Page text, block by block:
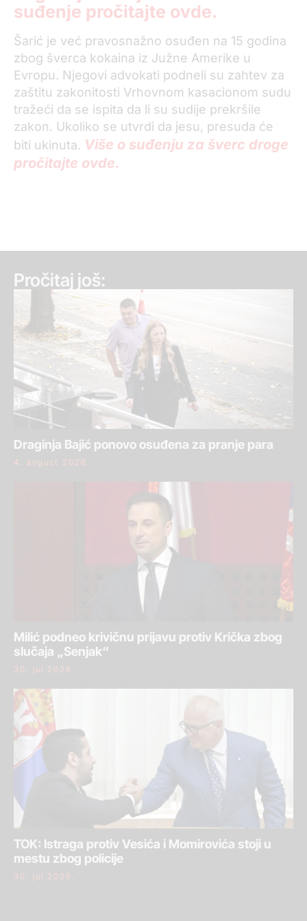
suđenje pročitajte ovde.
Šarić je već pravosnažno osuđen na 15 godina
zbog šverca kokaina iz Južne Amerike u
Evropu. Njegovi advokati podneli su zahtev za
zaštitu zakonitosti Vrhovnom kasacionom sudu
tražeći da se ispita da li su sudije prekršile
zakon. Ukoliko se utvrdi da jesu, presuda će
biti ukinuta. Više o suđenju za šverc droge
pročitajte ovde.
Pročitaj još:
Draginja Bajić ponovo osuđena za pranje para
4. avgust 2026.
Milić podneo krivičnu prijavu protiv Krička zbog
slučaja „Senjak“
30. jul 2026.
TOK: Istraga protiv Vesića i Momirovića stoji u
mestu zbog policije
30. jul 2026.